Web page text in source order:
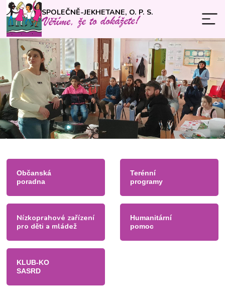
SPOLEČNĚ-JEKHETANE, O. P. S.
Občanská
poradna
Terénní
programy
Nízkoprahové zařízení
pro děti a mládež
Humanitární
pomoc
KLUB-KO
SASRD